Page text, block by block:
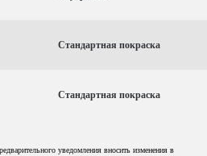
Стандартная покраска
Стандартная покраска
уведомления вносить изменения в